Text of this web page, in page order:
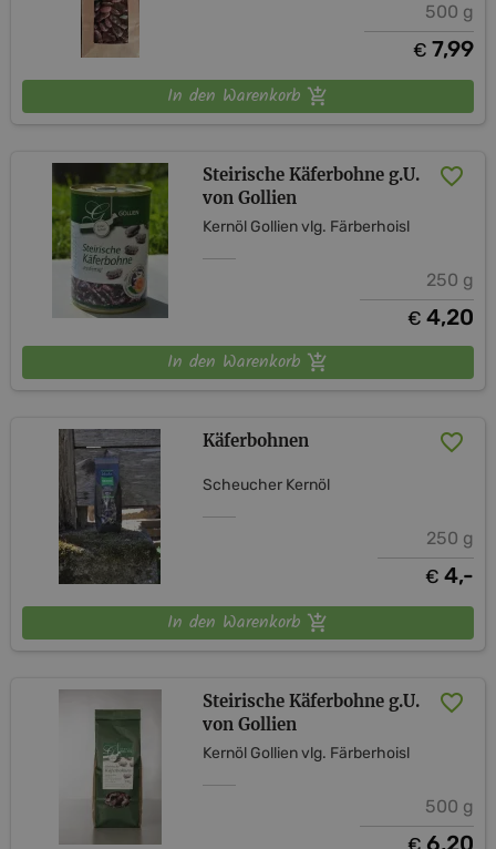
500 g
€ 7,99
In den Warenkorb
Steirische Käferbohne g.U.
von Gollien
Kernöl Gollien vlg. Färberhoisl
250 g
€ 4,20
In den Warenkorb
Käferbohnen
Scheucher Kernöl
250 g
€ 4,-
In den Warenkorb
Steirische Käferbohne g.U.
von Gollien
Kernöl Gollien vlg. Färberhoisl
500 g